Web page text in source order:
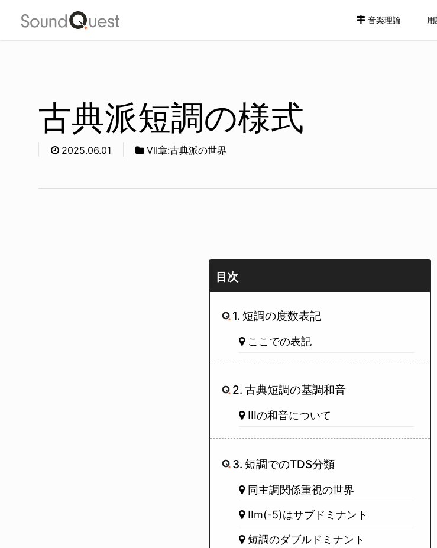
エンターキーで検索、もしくはESCキーで閉じます
音楽理論
古典派短調の様式
2025.06.01 Ⅶ章:古典派の世界
目次
1. 短調の度数表記
ここでの表記
2. 古典短調の基調和音
IIIの和音について
3. 短調でのTDS分類
同主調関係重視の世界
IIm(-5)はサブドミナント
短調のダブルドミナント